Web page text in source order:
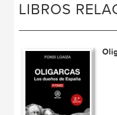
LIBROS